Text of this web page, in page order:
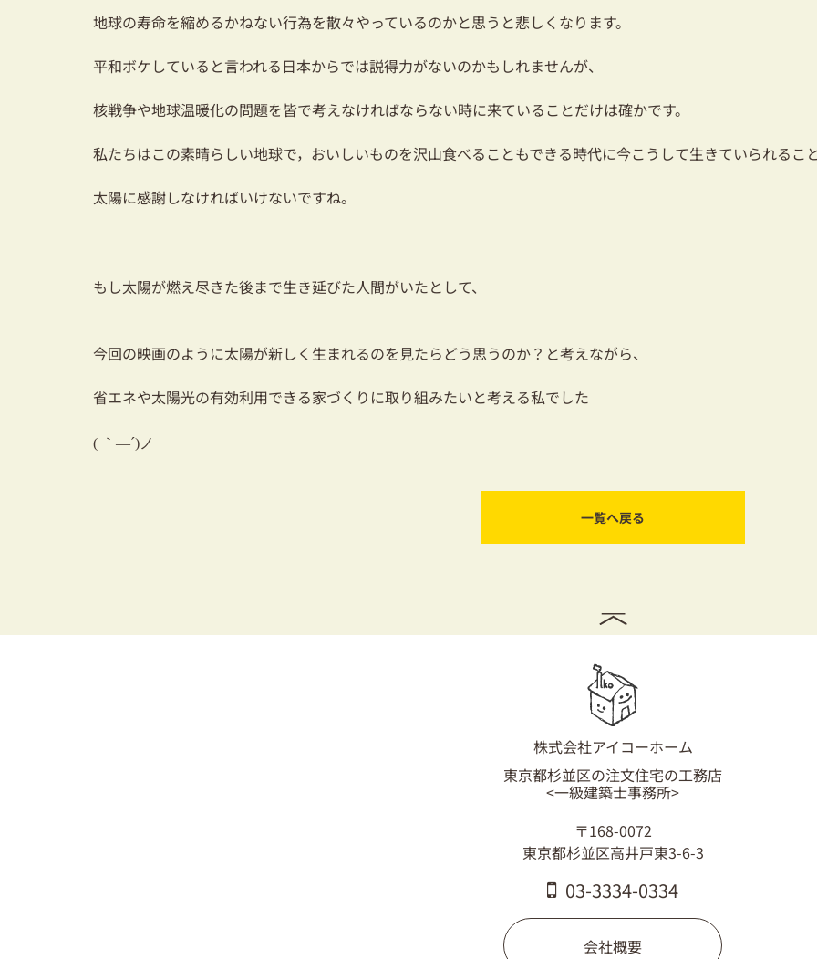
地球の寿命を縮めるかねない行為を散々やっているのかと思うと悲しくなります。
平和ボケしていると言われる日本からでは説得力がないのかもしれませんが、
核戦争や地球温暖化の問題を皆で考えなければならない時に来ていることだけは確かです。
私たちはこの素晴らしい地球で，おいしいものを沢山食べることもできる時代に今こうして生きていられるこ
太陽に感謝しなければいけないですね。
もし太陽が燃え尽きた後まで生き延びた人間がいたとして、
今回の映画のように太陽が新しく生まれるのを見たらどう思うのか？と考えながら、
省エネや太陽光の有効利用できる家づくりに取り組みたいと考える私でした
( ｀―´) ノ
一覧へ戻る
株式会社アイコーホーム
東京都杉並区の注文住宅の工務店
<一級建築士事務所>
〒168-0072
東京都杉並区高井戸東3-6-3
03-3334-0334
会社概要